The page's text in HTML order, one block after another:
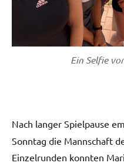
Ein Selfie
Nach langer Spielpause
Sonntag die Mannschaft
Einzelrunden konnten